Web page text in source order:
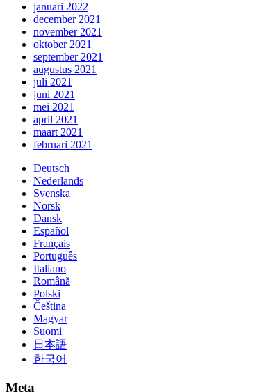
januari 2022
december 2021
november 2021
oktober 2021
september 2021
augustus 2021
juli 2021
juni 2021
mei 2021
april 2021
maart 2021
februari 2021
Deutsch
Nederlands
Svenska
Norsk
Dansk
Español
Français
Português
Italiano
Română
Polski
Čeština
Magyar
Suomi
日本語
한국어
Meta